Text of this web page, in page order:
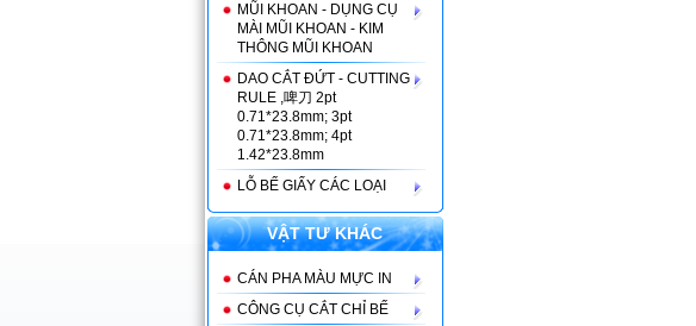
MŨI KHOAN - DỤNG CỤ
MÀI MŨI KHOAN - KIM
THÔNG MŨI KHOAN
DAO CẮT ĐỨT - CUTTING
RULE ,啤刀 2pt
0.71*23.8mm; 3pt
0.71*23.8mm; 4pt
1.42*23.8mm
LỖ BẾ GIẤY CÁC LOẠI
VẬT TƯ KHÁC
CÁN PHA MÀU MỰC IN
CÔNG CỤ CẮT CHỈ BẾ
MIẾNG KẸP LƯỠI CƯA LỌNG